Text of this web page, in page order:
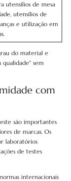
utensílios de mesa
utensílios de
e utilização em
do material e
sem
com
são importantes
de marcas. Os
laboratórios
de testes
internacionais